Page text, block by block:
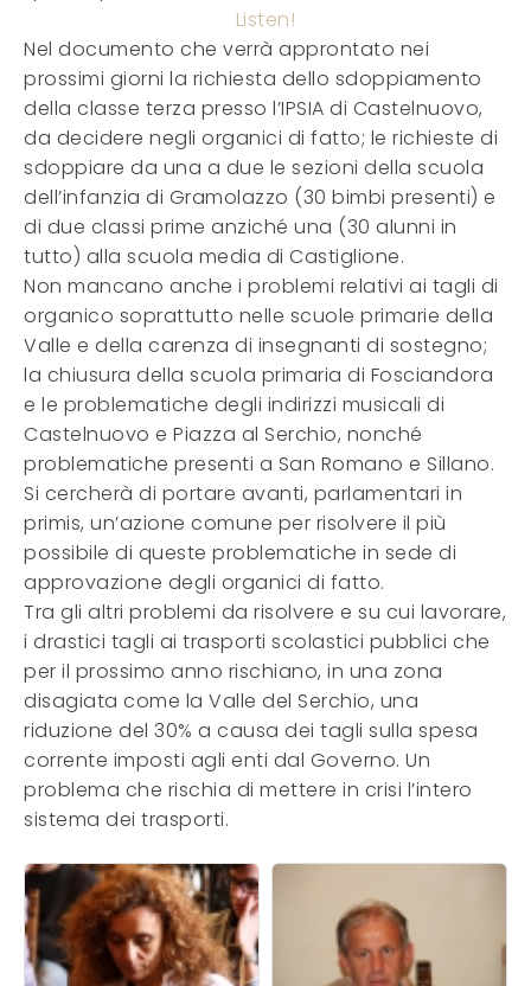
Listen!
Nel documento che verrà approntato nei
prossimi giorni la richiesta dello sdoppiamento
della classe terza presso l’IPSIA di Castelnuovo,
da decidere negli organici di fatto; le richieste di
sdoppiare da una a due le sezioni della scuola
dell’infanzia di Gramolazzo (30 bimbi presenti) e
di due classi prime anziché una (30 alunni in
tutto) alla scuola media di Castiglione.
Non mancano anche i problemi relativi ai tagli di
organico soprattutto nelle scuole primarie della
Valle e della carenza di insegnanti di sostegno;
la chiusura della scuola primaria di Fosciandora
e le problematiche degli indirizzi musicali di
Castelnuovo e Piazza al Serchio, nonché
problematiche presenti a San Romano e Sillano.
Si cercherà di portare avanti, parlamentari in
primis, un’azione comune per risolvere il più
possibile di queste problematiche in sede di
approvazione degli organici di fatto.
Tra gli altri problemi da risolvere e su cui lavorare,
i drastici tagli ai trasporti scolastici pubblici che
per il prossimo anno rischiano, in una zona
disagiata come la Valle del Serchio, una
riduzione del 30% a causa dei tagli sulla spesa
corrente imposti agli enti dal Governo. Un
problema che rischia di mettere in crisi l’intero
sistema dei trasporti.